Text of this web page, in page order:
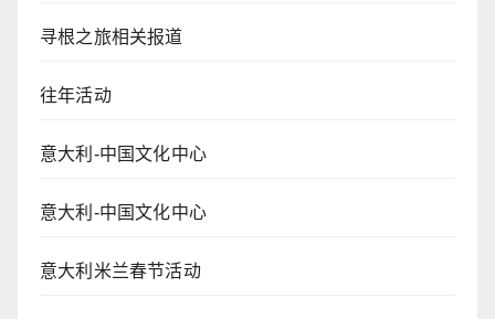
寻根之旅相关报道
往年活动
意大利-中国文化中心
意大利-中国文化中心
意大利米兰春节活动